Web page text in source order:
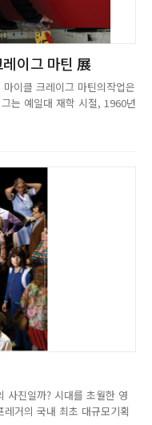
이그 마틴 展
이클 크레이그 마틴의작업은
는 예일대 재학 시절, 1960년
이어받아사물과 이미지 사이
사진일까? 시대를 초월한 영
거의 국내 최초 대규모기획